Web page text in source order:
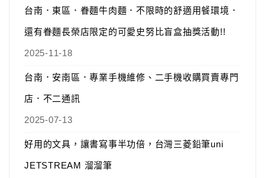
台南．東區．眷麵牛肉麵．不限時的舒適用餐環境．
還有眷麵長榮店限定的可愛史努比盲盒抽獎活動!!
2025-11-18
台南．安南區．專業手機維修、二手機收購買賣專門
店．不二通訊
2025-07-13
好用的文具，讓書寫事半功倍，台灣三菱鉛筆uni
JETSTREAM 溜溜筆